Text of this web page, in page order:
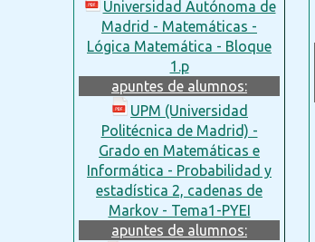
Universidad Autónoma de
Madrid - Matemáticas -
Lógica Matemática - Bloque
1.p
apuntes de alumnos:
UPM (Universidad
Politécnica de Madrid) -
Grado en Matemáticas e
Informática - Probabilidad y
estadística 2, cadenas de
Markov - Tema1-PYEI
apuntes de alumnos: